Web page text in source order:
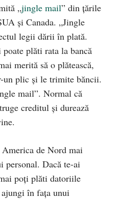
„jingle mail” din țările
și Canada. „Jingle
legii dării în plată.
plăti rata la bancă
merită să o plătească,
un plic și le trimite băncii.
mail”. Normal că
creditul și durează
de Nord mai
personal. Dacă te-ai
poți plăti datoriile
în fața unui